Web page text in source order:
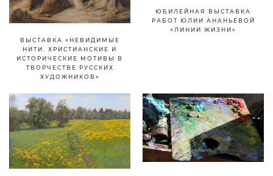
ВЫСТАВКА «НЕВИДИМЫЕ
НИТИ. ХРИСТИАНСКИЕ И
ИСТОРИЧЕСКИЕ МОТИВЫ В
ТВОРЧЕСТВЕ РУССКИХ
ХУДОЖНИКОВ»
ЮБИЛЕЙНАЯ ВЫСТАВКА
РАБОТ ЮЛИИ АНАНЬЕВОЙ
«ЛИНИИ ЖИЗНИ»